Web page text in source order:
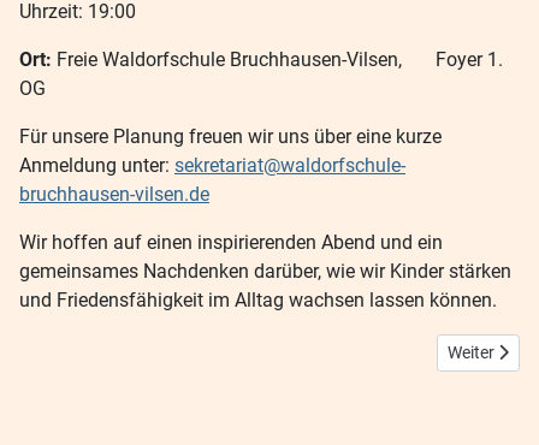
Uhrzeit: 19:00
Ort: Freie Waldorfschule Bruchhausen-Vilsen, Foyer 1.
OG
Für unsere Planung freuen wir uns über eine kurze
Anmeldung unter: sekretariat@waldorfschule-
bruchhausen-vilsen.de
Wir hoffen auf einen inspirierenden Abend und ein
gemeinsames Nachdenken darüber, wie wir Kinder stärken
und Friedensfähigkeit im Alltag wachsen lassen können.
Nächster
Weiter